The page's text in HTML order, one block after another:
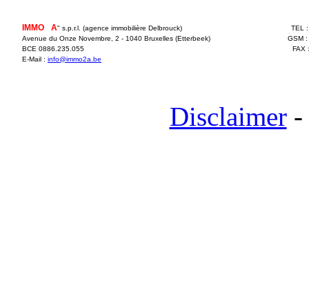
IMMO A" s.p.r.l. (agence immobilière Delbrouck)
Avenue du Onze Novembre, 2 - 1040 Bruxelles (Etterbeek)
BCE 0886.235.055
E-Mail : info@immo2a.be
TEL
GSM
FAX
Disclaimer-